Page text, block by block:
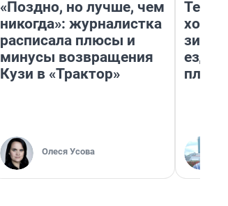
«Поздно, но лучше, чем
никогда»: журналистка
расписала плюсы и
минусы возвращения
Кузи в «Трактор»
Олеся Усова
ездит